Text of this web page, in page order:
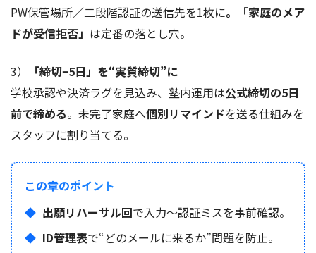
PW保管場所／二段階認証の送信先を1枚に。「家庭のメア
ドが受信拒否」 は定番の落とし穴。
3）
「締切−5日」を“実質締切”に
学校承認や決済ラグを見込み、塾内運用は公式締切の5日
前で締める。未完了家庭へ個別リマインドを送る仕組みを
スタッフに割り当てる。
この章のポイント
出願リハーサル回で入力～認証ミスを事前確認。
ID管理表で“どのメールに来るか”問題を防止。